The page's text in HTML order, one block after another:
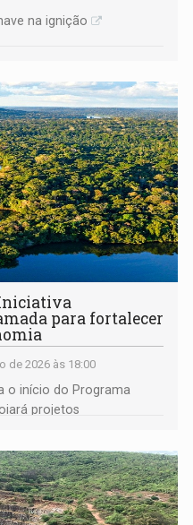
na ignição
Iniciativa
para fortalecer
de 2026 às 18:00
o início do Programa
projetos
ser feita até 1º de